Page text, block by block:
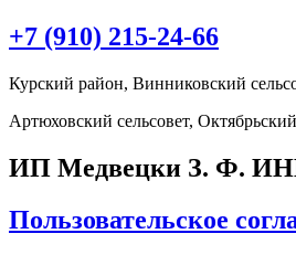
+7 (910) 215-24-66
Курский район, Винниковский
Артюховский сельсовет,
ИП Медвецки З. Ф.
Пользовательское